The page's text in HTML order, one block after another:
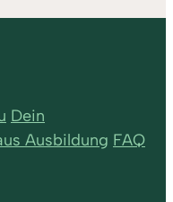
Dein
Ausbildung FAQ